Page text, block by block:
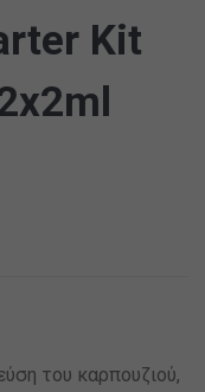
Kit
του καρπουζιού,